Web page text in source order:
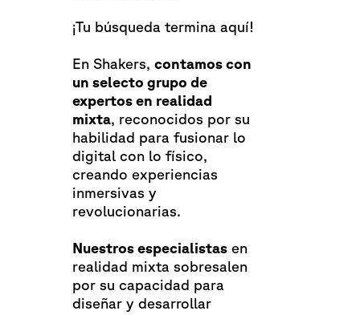
¡Tu búsqueda termina aquí!
En Shakers, contamos con
un selecto grupo de
expertos en realidad
mixta, reconocidos por su
habilidad para fusionar lo
digital con lo físico,
creando experiencias
inmersivas y
revolucionarias.
Nuestros especialistas en
realidad mixta sobresalen
por su capacidad para
diseñar y desarrollar